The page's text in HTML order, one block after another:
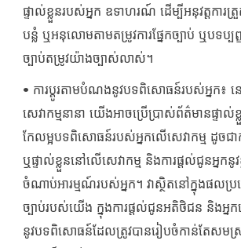
ផ្ទាល់ខ្លួនរបស់អ្នក ឧទាហរណ៍ ដើម្បីអនុវត្តការត្រួត
បន្លំ ឬអនុលោមតាមតម្រូវការផ្នែកច្បាប់ ឬបទប្ប
ច្បាប់តម្រូវយ៉ាងច្បាស់លាស់។
• ការប្ដូរតាមបំណងនូវបទពិសោធន៍របស់អ្នក៖ ន
សេវាកម្មនានា យើងអាចប្រើប្រាស់ព័ត៌មានផ្ទាល់
កែលម្អបទពិសោធន៍របស់អ្នកលើសេវាកម្ម ដូចជាកា
ឬផ្ទាល់ខ្លួននៅលើសេវាកម្ម និងការផ្តល់ជូនអ្នកនូ
ចំណាប់អារម្មណ៍របស់អ្នក។ វាស្ថិតនៅក្នុងផលប្
ច្បាប់របស់យើង ក្នុងការផ្តល់ជូនអតិថិជន និងអ្ន
នូវបទពិសោធន៍ដែលត្រូវបានរៀបចំកាន់តែស